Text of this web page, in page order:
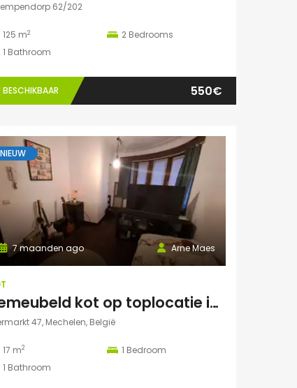
62/202
125 m2 2 Bedrooms
1 Bathroom
BESCHIKBAAR 550€
NIEUW
Arne Maes
7 maanden ago
Bemeubeld kot op toplocatie in centrum Mechelen met privédouche, dakterras en lavabo
47, Mechelen, België
17 m2 1 Bedroom
1 Bathroom